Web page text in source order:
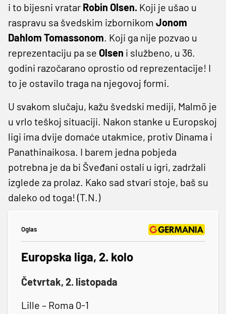
i to bijesni vratar Robin Olsen. Koji je ušao u
raspravu sa švedskim izbornikom Jonom
Dahlom Tomassonom. Koji ga nije pozvao u
reprezentaciju pa se Olsen i službeno, u 36.
godini razočarano oprostio od reprezentacije! I
to je ostavilo traga na njegovoj formi.
U svakom slučaju, kažu švedski mediji, Malmö je
u vrlo teškoj situaciji. Nakon stanke u Europskoj
ligi ima dvije domaće utakmice, protiv Dinama i
Panathinaikosa. I barem jedna pobjeda
potrebna je da bi Šveđani ostali u igri, zadržali
izglede za prolaz. Kako sad stvari stoje, baš su
daleko od toga! (T.N.)
Oglas
Europska liga, 2. kolo
Četvrtak, 2. listopada
Lille – Roma 0-1